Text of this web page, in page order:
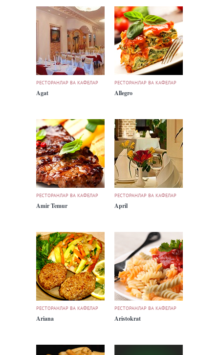
РЕСТОРАНЛАР ВА КАФЕЛАР
Agat
РЕСТОРАНЛАР ВА КАФЕЛАР
Allegro
РЕСТОРАНЛАР ВА КАФЕЛАР
Amir Temur
РЕСТОРАНЛАР ВА КАФЕЛАР
April
РЕСТОРАНЛАР ВА КАФЕЛАР
Ariana
РЕСТОРАНЛАР ВА КАФЕЛАР
Aristokrat